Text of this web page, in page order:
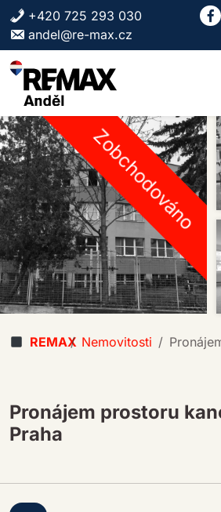
Skip to content
+420 725 293 030
andel@re-max.cz
Zobchodováno
REMAX Nemovitosti
Pronájem prostoru
Praha